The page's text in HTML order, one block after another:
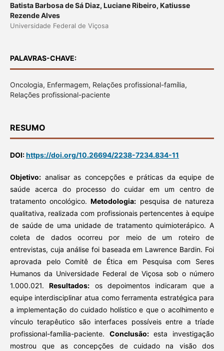
Batista Barbosa de Sá Diaz, Luciane Ribeiro, Katiusse
Rezende Alves
Universidade Federal de Viçosa
PALAVRAS-CHAVE:
Oncologia, Enfermagem, Relações profissional-família,
Relações profissional-paciente
RESUMO
DOI:https://doi.org/10.26694/2238-7234.834-11
Objetivo:analisar as concepções e práticas da equipe de
saúde acerca do processo do cuidar em um centro de
tratamento oncológico.Metodologia: pesquisa de natureza
qualitativa, realizada com profissionais pertencentes à equipe
de saúde de uma unidade de tratamento quimioterápico. A
coleta de dados ocorreu por meio de um roteiro de
entrevistas, cuja análise foi baseada em Lawrence Bardin. Foi
aprovada pelo Comitê de Ética em Pesquisa com Seres
Humanos da Universidade Federal de Viçosa sob o número
1.000.021.Resultados: os depoimentos indicaram que a
equipe interdisciplinar atua como ferramenta estratégica para
a implementação do cuidado holístico e que o acolhimento e
vínculo terapêutico são interfaces possíveis entre a tríade
profissional-família-paciente. Conclusão:esta investigação
mostrou que as concepções de cuidado na visão dos